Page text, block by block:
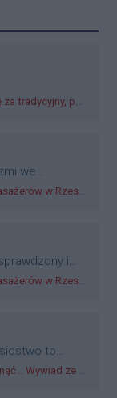
w skupach skoczyły o 265 procent!
we
przez
ruszyły testy nowego rozwiązania
i
młodym
jak to
ruszyły testy nowego rozwiązania
to
takie ***e
Generalnym Oddziału PGE Dystrybucja w Rzeszowie